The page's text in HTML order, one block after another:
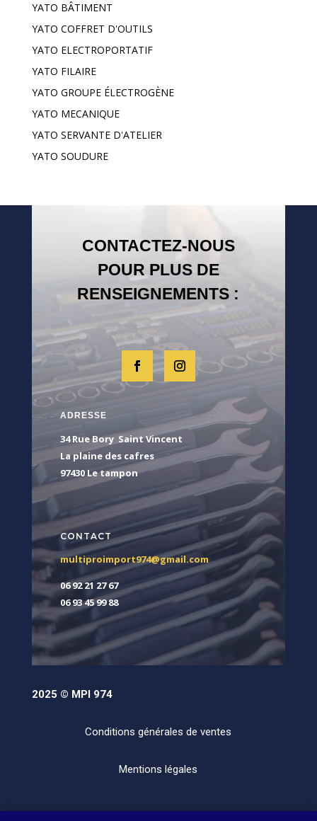
YATO BÂTIMENT
YATO COFFRET D'OUTILS
YATO ELECTROPORTATIF
YATO FILAIRE
YATO GROUPE ÉLECTROGÈNE
YATO MECANIQUE
YATO SERVANTE D'ATELIER
YATO SOUDURE
CONTACTEZ-NOUS
POUR PLUS DE
RENSEIGNEMENTS :
ADRESSE
34 Rue Bory Saint Vincent
La plaine des cafres
97430 Le tampon
CONTACT
multiproimport974@gmail.com
06 92 21 27 67
06 93 45 99 88
2025 © MPI 974
Conditions générales de ventes
Mentions légales